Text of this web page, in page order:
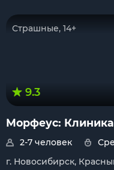
Страшные, 14+
9.3
Морфеус:
2-7 человек
г. Новосибирск,